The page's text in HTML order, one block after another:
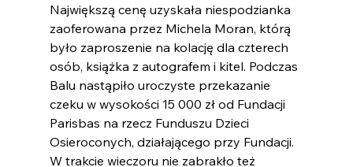
Największą cenę uzyskała niespodzianka
zaoferowana przez Michela Moran, którą
było zaproszenie na kolację dla czterech
osób, książka z autografem i kitel. Podczas
Balu nastąpiło uroczyste przekazanie
czeku w wysokości 15 000 zł od Fundacji
Parisbas na rzecz Funduszu Dzieci
Osieroconych, działającego przy Fundacji.
W trakcie wieczoru nie zabrakło też